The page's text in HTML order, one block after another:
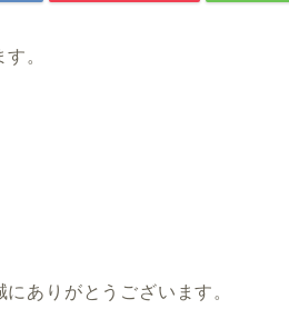
。
ありがとうございます。